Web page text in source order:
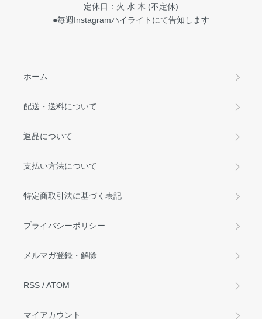
定休日：火.水.木 (不定休)
●毎週Instagramハイライトにて告知します
ホーム
配送・送料について
返品について
支払い方法について
特定商取引法に基づく表記
プライバシーポリシー
メルマガ登録・解除
RSS /ATOM
マイアカウント